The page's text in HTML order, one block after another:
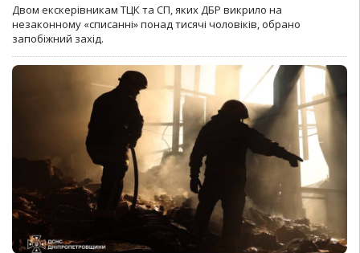
Двом екскерівникам ТЦК та СП, яких ДБР викрило на
незаконному «списанні» понад тисячі чоловіків, обрано
запобіжний захід.